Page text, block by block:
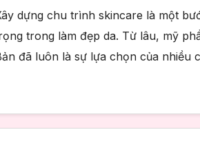
dựng chu trình skincare là một
trong làm đẹp da. Từ lâu, mỹ
đã luôn là sự lựa chọn của nhiều